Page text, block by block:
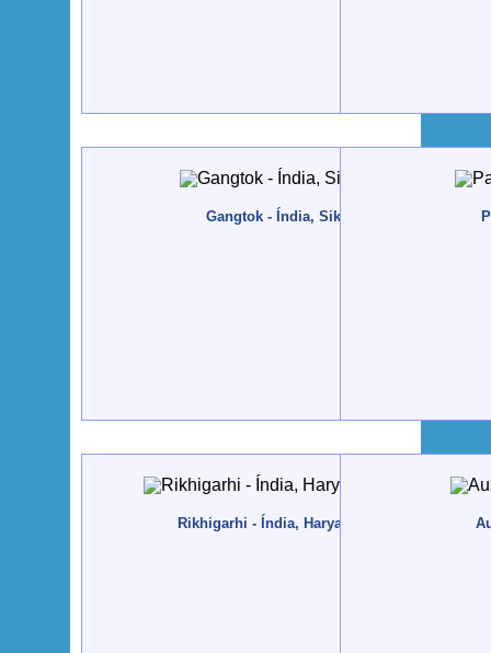
Gangtok - Índia, Sikkim - 2016, Maio
Rikhigarhi - Índia, Haryana - 2013, Dezembro